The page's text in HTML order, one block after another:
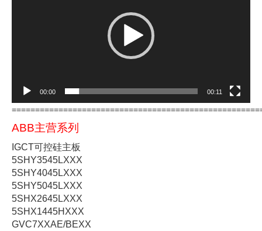
00:00 00:11
ABB主营系列
IGCT可控硅主板
5SHY3545LXXX
5SHY4045LXXX
5SHY5045LXXX
5SHX2645LXXX
5SHX1445HXXX
GVC7XXAE/BEXX